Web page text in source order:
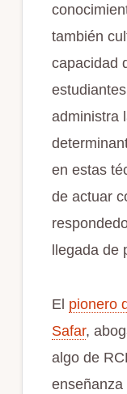
también
capacidad
administra
en estas
de actuar
llegada de
El pionero
Safar,
algo de